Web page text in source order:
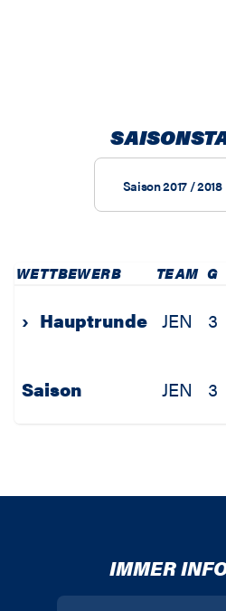
Saison 2017 / 2018
WETTBEWERB TEAM G
› Hauptrunde JEN 3
Saison JEN 3
IMMER